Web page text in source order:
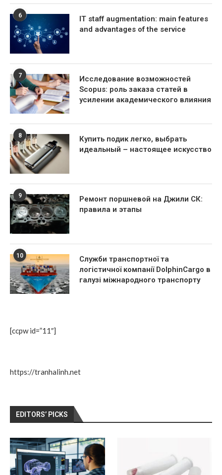
[ccpw id=”11″]
https://tranhalinh.net
EDITORS’ PICKS
6
IT staff augmentation: main features
and advantages of the service
7
Исследование возможностей
Scopus: роль заказа статей в
усилении академического влияния
8
Купить подик легко, выбрать
идеальный – настоящее искусство
9
Ремонт поршневой на Джили СК:
правила и этапы
10
Служби транспортної та
логістичної компанії DolphinCargo в
галузі міжнародного транспорту